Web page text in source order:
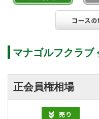
マナゴルフクラブ
正会員権相場